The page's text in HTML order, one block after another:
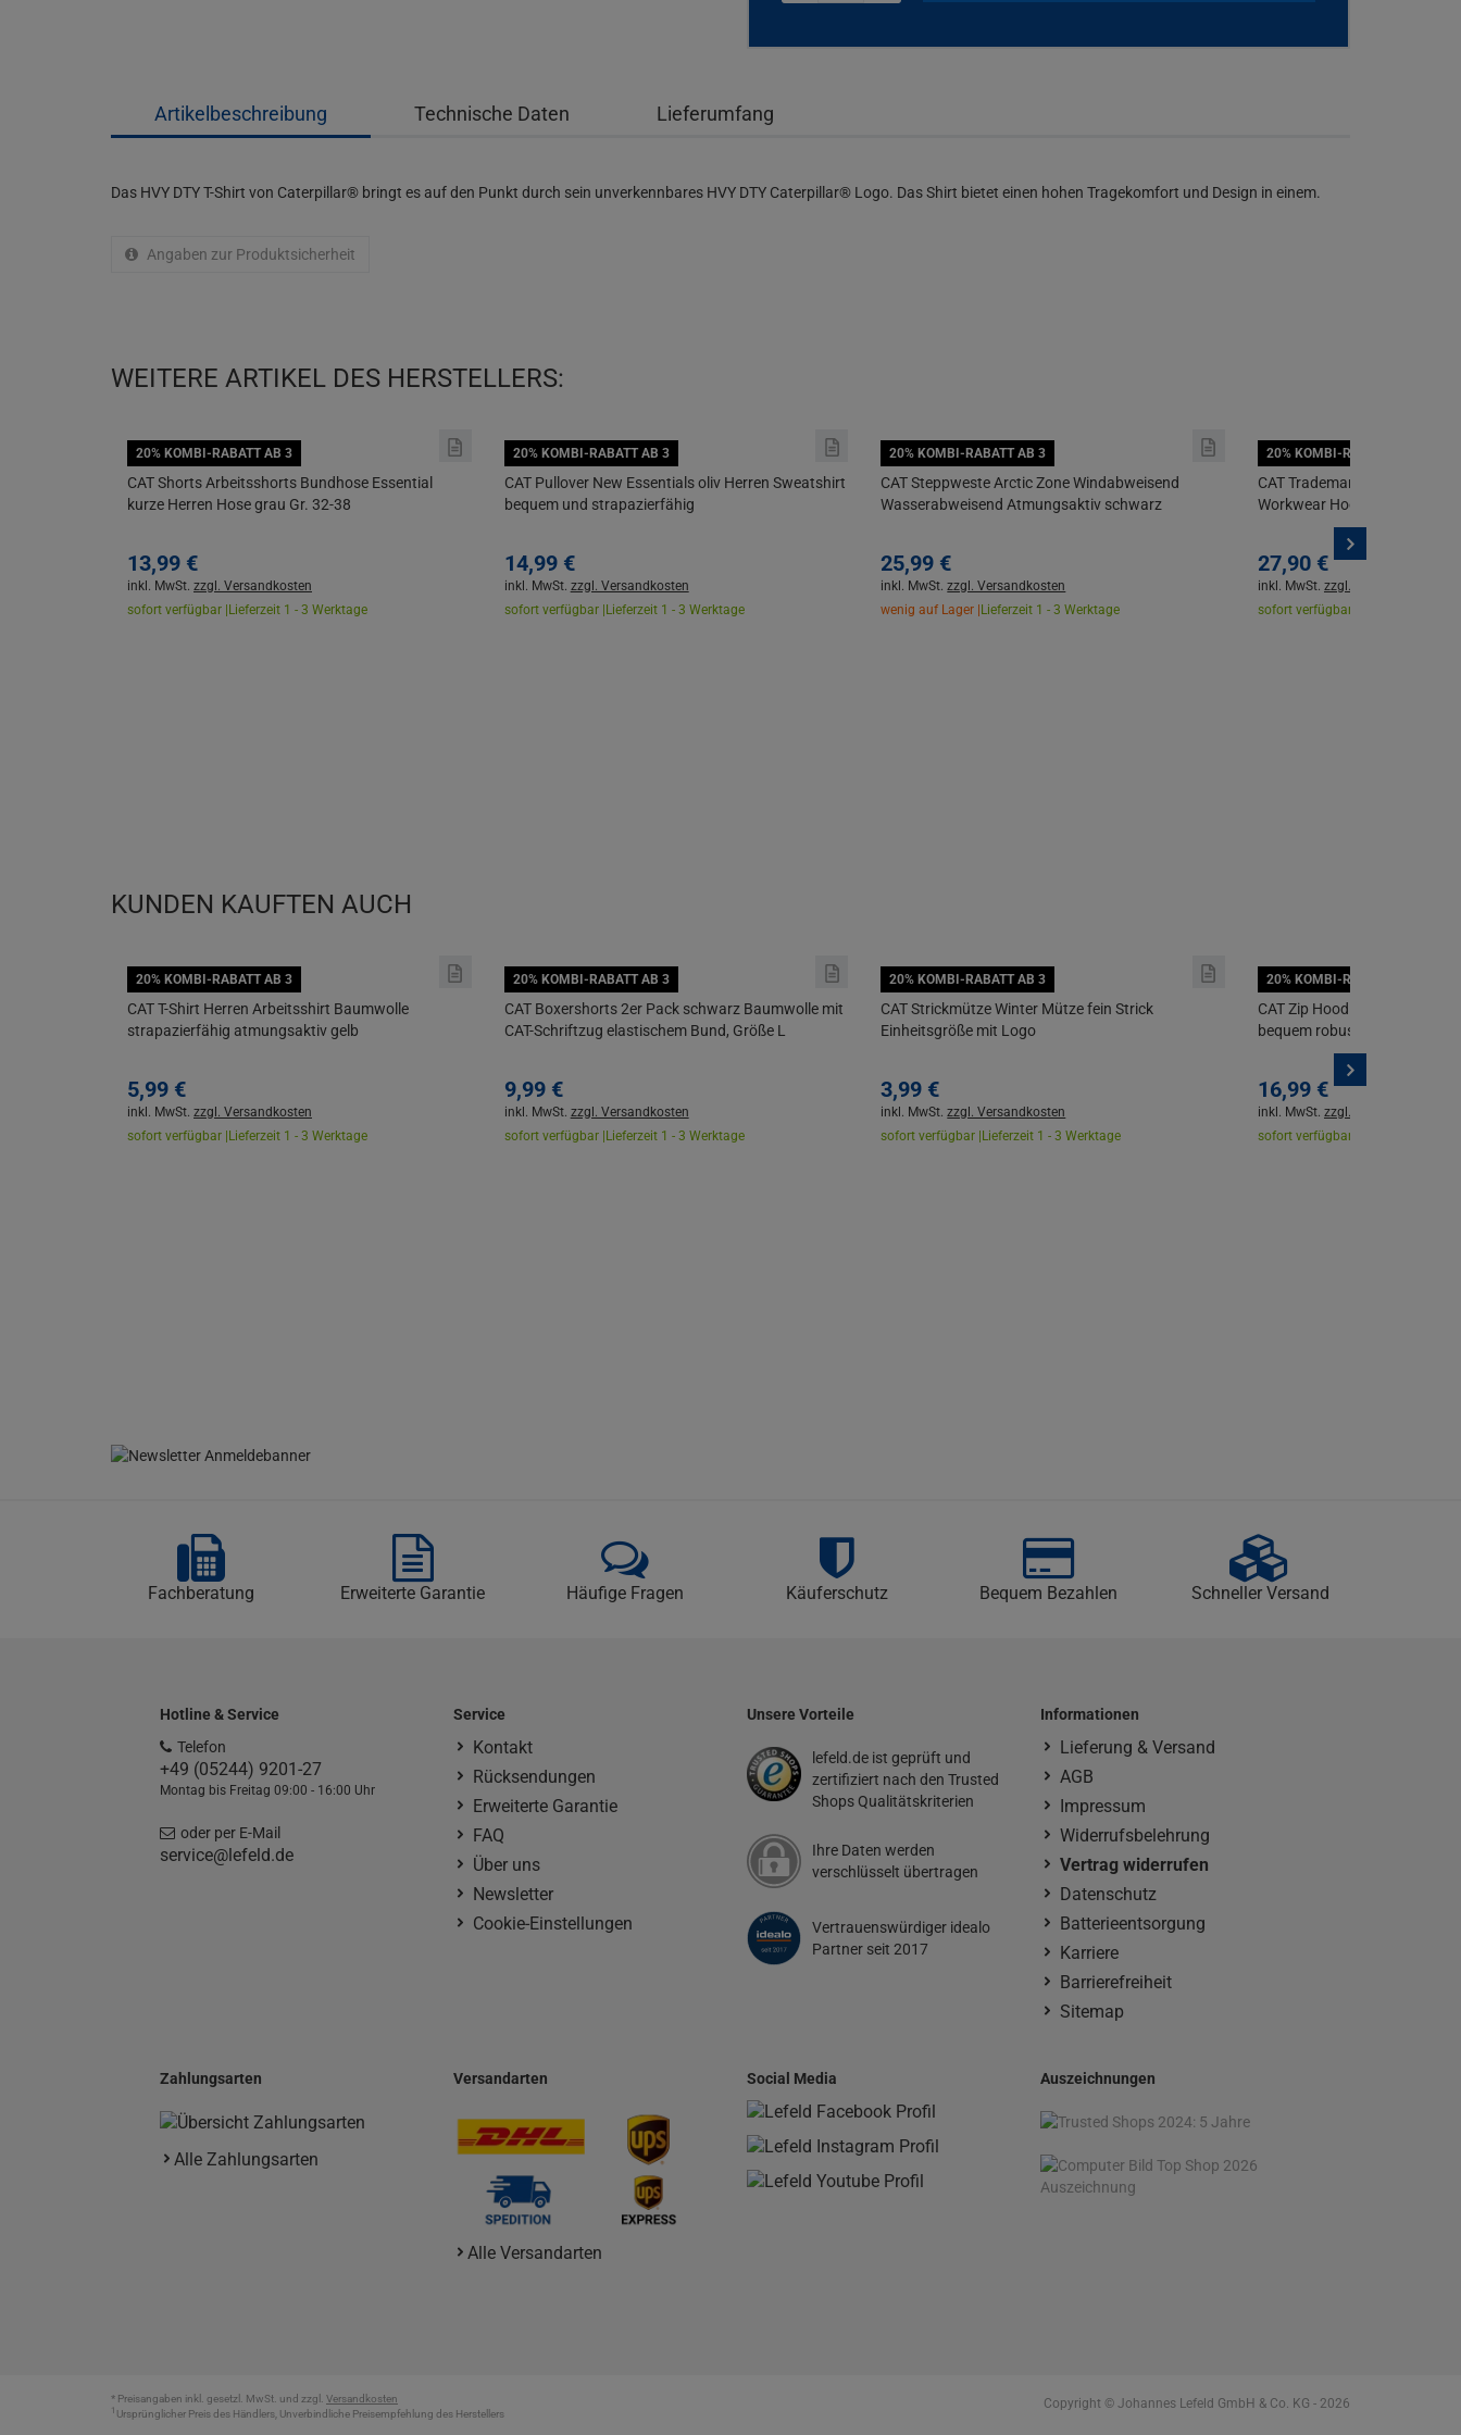
Artikelbeschreibung Technische Daten Lieferumfang
Das HVY DTY T-Shirt von Caterpillar® bringt es auf den Punkt durch sein unverkennbares HVY DTY Caterpillar® Logo. Das Shirt bietet einen hohen Tragekomfort und Design in einem.
Angaben zur Produktsicherheit
WEITERE ARTIKEL DES HERSTELLERS:
20% KOMBI-RABATT AB 3
CAT Shorts Arbeitsshorts Bundhose Essential
kurze Herren Hose grau Gr. 32-38
13,99 €
inkl. MwSt. zzgl. Versandkosten
sofort verfügbar | Lieferzeit 1 - 3 Werktage
20% KOMBI-RABATT AB 3
CAT Pullover New Essentials oliv Herren Sweatshirt
bequem und strapazierfähig
14,99 €
inkl. MwSt. zzgl. Versandkosten
sofort verfügbar | Lieferzeit 1 - 3 Werktage
20% KOMBI-RABATT AB 3
CAT Steppweste Arctic Zone Windabweisend
Wasserabweisend Atmungsaktiv schwarz
25,99 €
inkl. MwSt.zzgl. Versandkosten
wenig auf Lager | Lieferzeit 1 - 3 Werktage
20% KOMBI-RABATT AB 3
CAT Trademark Herren
Workwear Hoodie Gr. M-2XL
27,90 €
inkl. MwSt. zzgl. Versandkosten
sofort verfügbar |
KUNDEN KAUFTEN AUCH
20% KOMBI-RABATT AB 3
CAT T-Shirt Herren Arbeitsshirt Baumwolle
strapazierfähig atmungsaktiv gelb
5,99 €
inkl. MwSt. zzgl. Versandkosten
sofort verfügbar | Lieferzeit 1 - 3 Werktage
20% KOMBI-RABATT AB 3
CAT Boxershorts 2er Pack schwarz Baumwolle mit
CAT-Schriftzug elastischem Bund, Größe L
9,99 €
inkl. MwSt. zzgl. Versandkosten
sofort verfügbar | Lieferzeit 1 - 3 Werktage
20% KOMBI-RABATT AB 3
CAT Strickmütze Winter Mütze fein Strick
Einheitsgröße mit Logo
3,99 €
inkl. MwSt.zzgl. Versandkosten
sofort verfügbar | Lieferzeit 1 - 3 Werktage
20% KOMBI-RABATT AB 3
CAT Zip Hoodie Essential
bequem robust
16,99 €
inkl. MwSt. zzgl. Versandkosten
sofort verfügbar |
Fachberatung Erweiterte Garantie Häufige Fragen Käuferschutz Bequem Bezahlen Schneller Versand
Hotline & Service
Telefon
+49 (05244) 9201-27
Montag bis Freitag 09:00 - 16:00 Uhr
oder per E-Mail
service@lefeld.de
Service
Kontakt
Rücksendungen
Erweiterte Garantie
FAQ
Über uns
Newsletter
Cookie-Einstellungen
Unsere Vorteile
lefeld.de ist geprüft und
zertifiziert nach den Trusted
Shops Qualitätskriterien
Ihre Daten werden
verschlüsselt übertragen
Vertrauenswürdiger idealo
Partner seit 2017
Informationen
Lieferung & Versand
AGB
Impressum
Widerrufsbelehrung
Vertrag widerrufen
Datenschutz
Batterieentsorgung
Karriere
Barrierefreiheit
Sitemap
Zahlungsarten
Alle Zahlungsarten
Versandarten
Alle Versandarten
Social Media Auszeichnungen
* Preisangaben inkl. gesetzl. MwSt. und zzgl. Versandkosten
Ursprünglicher Preis des Händlers, Unverbindliche Preisempfehlung des Herstellers
Copyright © Johannes Lefeld GmbH & Co. KG - 2026